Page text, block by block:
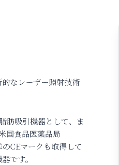
なレーザー照射技術
肪吸引機器として、ま
国食品医薬品局
CEマークも取得して
です。